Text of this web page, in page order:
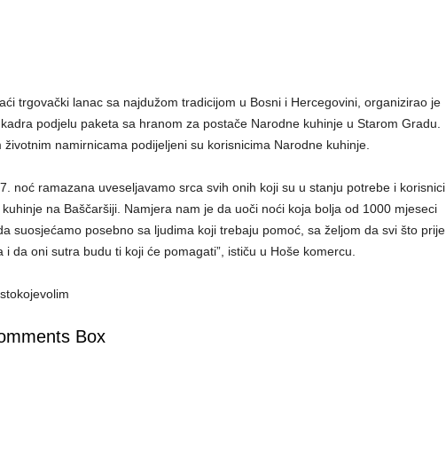
trgovački lanac sa najdužom tradicijom u Bosni i Hercegovini, organizirao je
podjelu paketa sa hranom za postače Narodne kuhinje u Starom Gradu.
životnim namirnicama podijeljeni su korisnicima Narodne kuhinje.
noć ramazana uveseljavamo srca svih onih koji su u stanju potrebe i korisnici
na Baščaršiji. Namjera nam je da uoči noći koja bolja od 1000 mjeseci
suosjećamo posebno sa ljudima koji trebaju pomoć, sa željom da svi što prije
i da oni sutra budu ti koji će pomagati”, ističu u Hoše komercu.
Box